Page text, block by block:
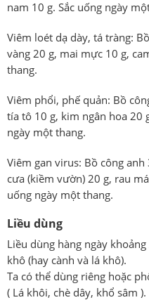
nam 10 g. Sắc uống ngày
Viêm loét dạ dày, tá tràng:
vàng 20 g, mai mực 10 g,
thang.
Viêm phổi, phế quản: Bồ
tía tô 10 g, kim ngân hoa 20
ngày một thang.
Viêm gan virus: Bồ công
cưa (kiềm vườn) 20 g, rau
uống ngày một thang.
Liều dùng
Liều dùng hàng ngày
khô (hay cành và lá khô).
Ta có thể dùng riêng hoặc
( Lá khôi, chè dây, khổ sâm ).